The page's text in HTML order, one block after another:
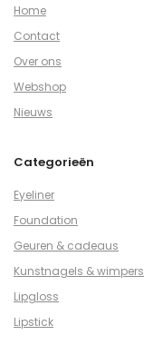
Home
Contact
Over ons
Webshop
Nieuws
Categorieën
Eyeliner
Foundation
Geuren & cadeaus
Kunstnagels & wimpers
Lipgloss
Lipstick